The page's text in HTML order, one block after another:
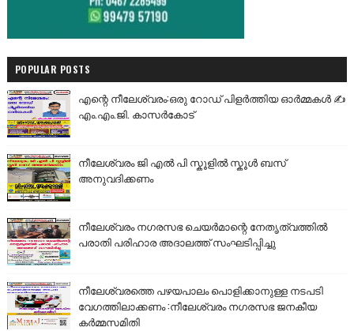
POPULAR POSTS
എന്റെ നീലേശ്വരം:ഒരു റോഡ് പിളർത്തിയ ഓർമ്മകൾ ✍️
എം.എം.ജി. കാസർകോട്
നീലേശ്വരം ജി എൽ പി സ്കൂളിൽ സ്കൂൾ ബസ്
അനുവദിക്കണം
നീലേശ്വരം നഗരസഭ ചെയർമാന്റെ നേതൃത്വത്തിൽ
പരാതി പരിഹാര അദാലത്ത് സംഘടിപ്പിച്ചു
നീലേശ്വരത്തെ പഴയപാലം പൊളിക്കാനുള്ള നടപടി
വേഗത്തിലാക്കണം :നീലേശ്വരം നഗരസഭ ജനകീയ
കർമ്മസമിതി